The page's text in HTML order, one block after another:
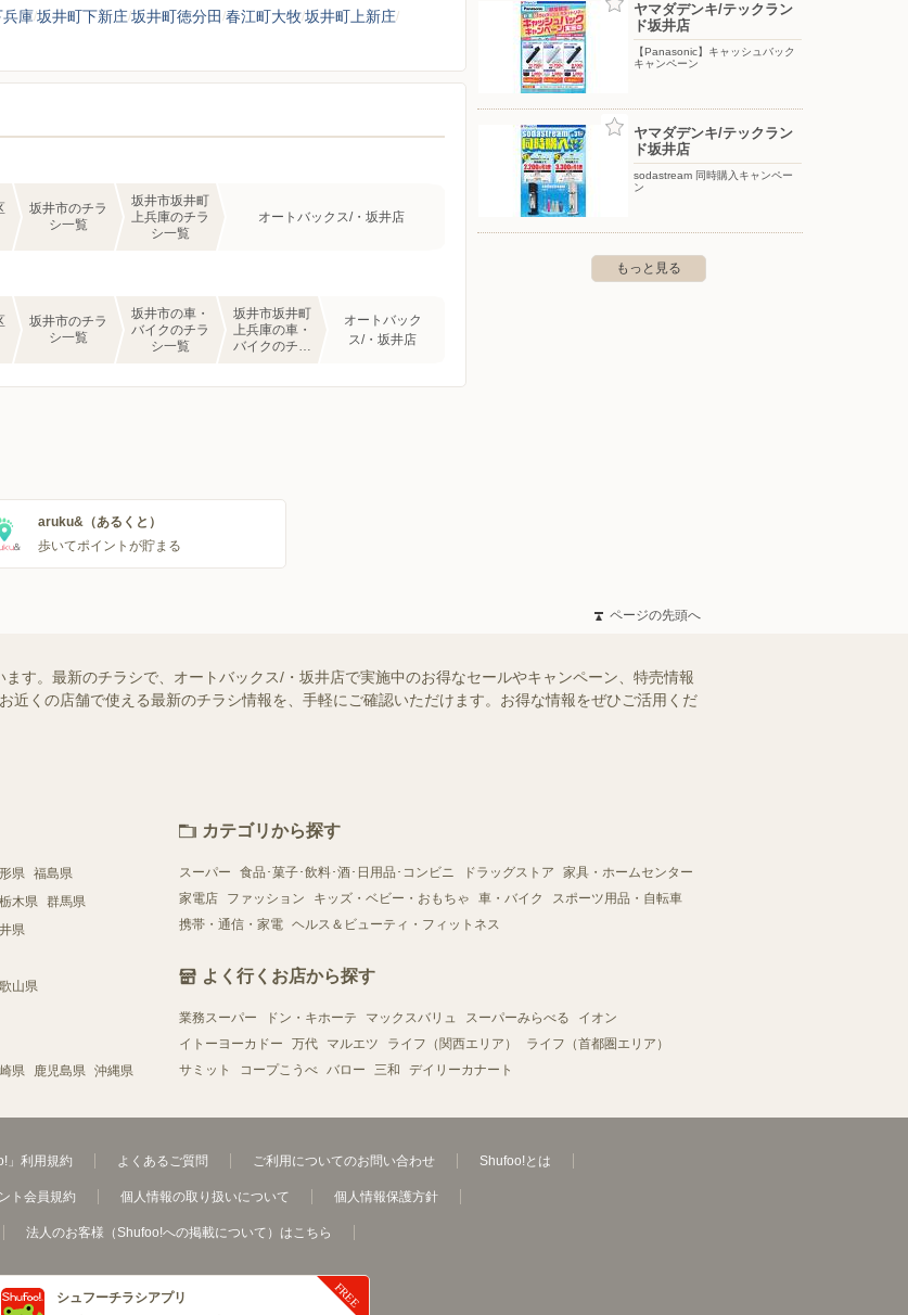
兵庫坂井町下新庄坂井町徳分田 春江町大牧坂井町上新庄
坂井市のチラ
シ一覧
坂井市坂井町
上兵庫のチラ
シ一覧
オートバックス/・坂井店
坂井市のチラ
シ一覧
坂井市の車・
バイクのチラ
シ一覧
坂井市坂井町
上兵庫の車・
バイクのチラ
オートバック
ス/・坂井店
ヤマダデンキ/テックラン
ド坂井店
【Panasonic】キャッシュバック
キャンペーン
ヤマダデンキ/テックラン
ド坂井店
sodastream 同時購入キャンペー
ン
もっと見る
aruku&（あるくと）
歩いてポイントが貯まる
ページの先頭へ
す。最新のチラシで、オートバックス/・坂井店で実施中のお得なセールやキャンペーン、特売情報
近くの店舗で使える最新のチラシ情報を、手軽にご確認いただけます。お得な情報をぜひご活用くだ
県 福島県
栃木県 群馬県
県
山県
県 鹿児島県 沖縄県
カテゴリから探す
スーパー 食品･菓子･飲料･酒･日用品･コンビニ ドラッグストア
家具・ホームセンター
家電店
ファッション キッズ・ベビー・おもちゃ 車・バイク
スポーツ用品・自転車
携帯・通信・家電 ヘルス＆ビューティ・フィットネス
よく行くお店から探す
業務スーパー ドン・キホーテ マックスバリュ スーパーみらべる
イオン
イトーヨーカドー
万代 マルエツ ライフ（関西エリア）
ライフ（首都圏エリア）
サミット
コープこうべ バロー 三和 デイリーカナート
」利用規約 よくあるご質問 ご利用についてのお問い合わせ Shufoo!とは
ト会員規約 個人情報の取り扱いについて 個人情報保護方針
法人のお客様（Shufoo!への掲載について）はこちら
シュフーチラシアプリ